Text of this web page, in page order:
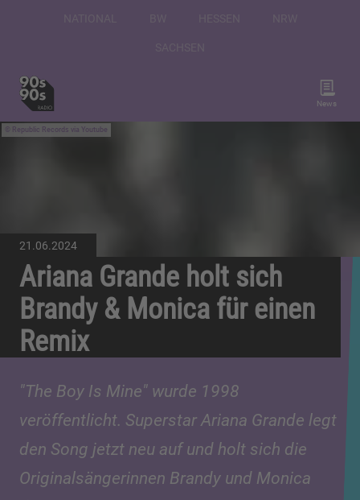
News
Republic Records via Youtube
21.06.2024
Ariana Grande holt sich
Brandy & Monica für einen
Remix
"The Boy Is Mine" wurde 1998
veröffentlicht. Superstar Ariana Grande legt
den Song jetzt neu auf und holt sich die
Originalsängerinnen Brandy und Monica